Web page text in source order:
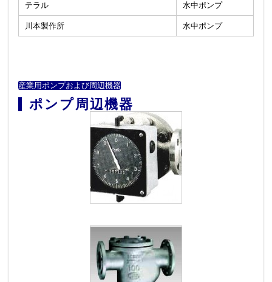
テラル 水中ポンプ
川本製作所 水中ポンプ
産業用ポンプおよび周辺機器
ポンプ周辺機器